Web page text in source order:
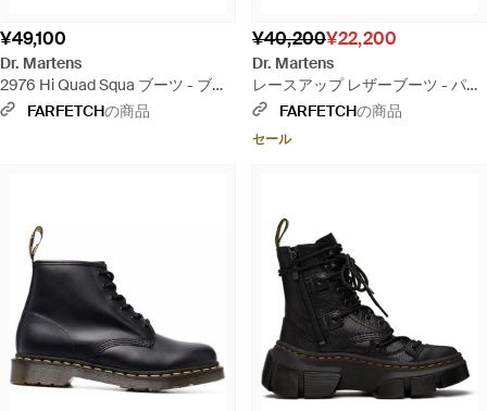
¥49,100
Dr. Martens
2976 Hi Quad Squa ブーツ - ブラ
ックFARFETCHの商品
¥40,200¥22,200
Dr. Martens
レースアップ レザーブーツ - パー
プルFARFETCHの商品
セール